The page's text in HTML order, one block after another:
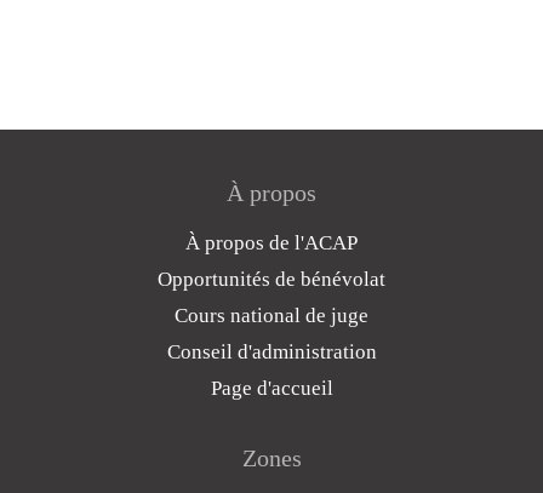
À propos
À propos de l'ACAP
Opportunités de bénévolat
Cours national de juge
Conseil d'administration
Page d'accueil
Zones